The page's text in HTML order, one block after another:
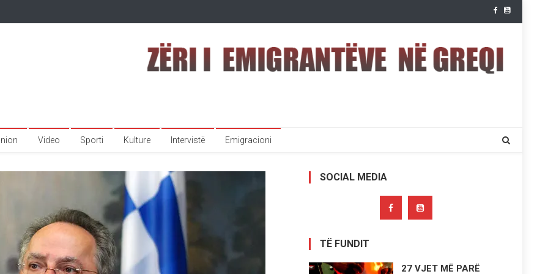
Video Sporti Kulture Intervistë Emigracioni
SOCIAL MEDIA
TË FUNDIT
27 VJET MË PARË